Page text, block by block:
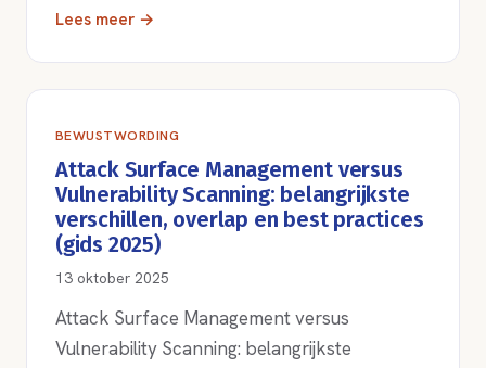
Lees meer →
BEWUSTWORDING
Attack Surface Management versus
Vulnerability Scanning: belangrijkste
verschillen, overlap en best practices
(gids 2025)
13 oktober 2025
Attack Surface Management versus
Vulnerability Scanning: belangrijkste